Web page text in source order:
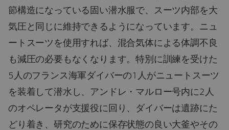
節構造になっている固い潜水服で、スーツ内部を大
気圧と同じに維持できるようになっています。ニュ
ートスーツを使用すれば、混合気体による体調不良
も減圧の必要もなくなります。特別に訓練を受けた
5人のフランス海軍ダイバーの1人がニュートスーツ
を装着して潜水し、アンドレ・マルロー号内に2人
のオペレータが支援役に回り、ダイバーは遺跡にた
どり着き、研究のために保存状態の良い大釜やその